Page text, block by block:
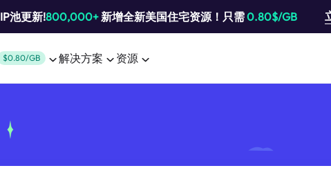
IP池更新!800,000+新增全新美国住宅资源！只需0.80$/GB
$0.80/GB 解决方案 资源